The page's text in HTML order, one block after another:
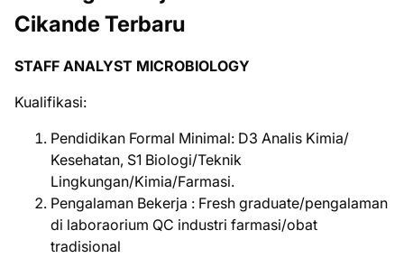
Cikande Terbaru
STAFF ANALYST MICROBIOLOGY
Kualifikasi:
Pendidikan Formal Minimal: D3 Analis Kimia/
Kesehatan, S1 Biologi/Teknik
Lingkungan/Kimia/Farmasi.
Pengalaman Bekerja : Fresh graduate/pengalaman
di laboraorium QC industri farmasi/obat
tradisional